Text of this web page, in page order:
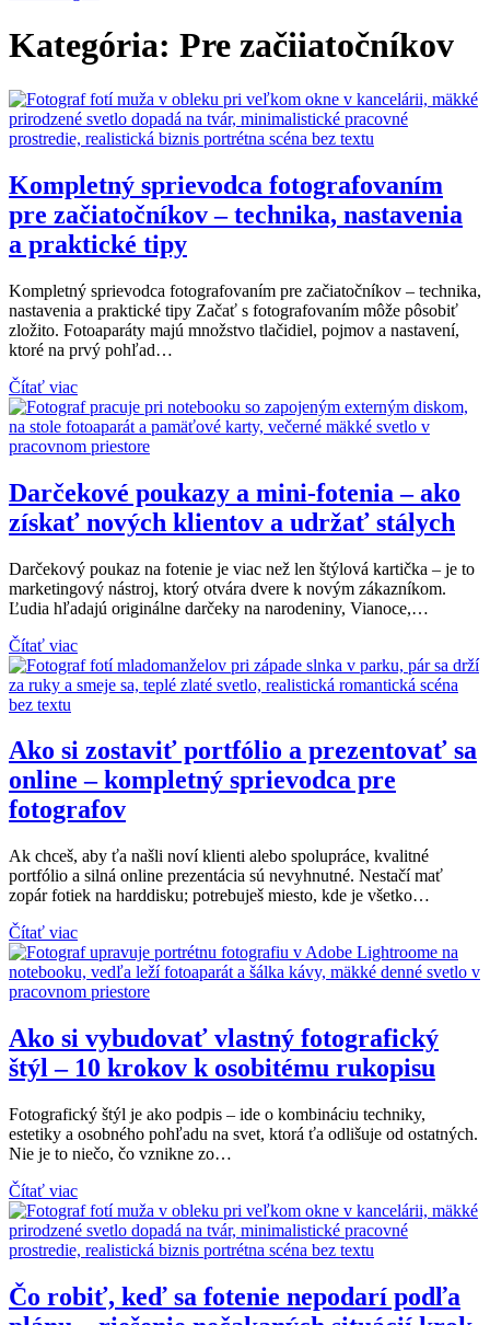
Kategória: Pre začiiatočníkov
Kompletný sprievodca fotografovaním
pre začiatočníkov – technika, nastavenia
a praktické tipy
Kompletný sprievodca fotografovaním pre začiatočníkov – technika,
nastavenia a praktické tipy Začať s fotografovaním môže pôsobiť
zložito. Fotoaparáty majú množstvo tlačidiel, pojmov a nastavení,
ktoré na prvý pohľad…
Čítať viac
Darčekové poukazy a mini-fotenia – ako
získať nových klientov a udržať stálych
Darčekový poukaz na fotenie je viac než len štýlová kartička – je to
marketingový nástroj, ktorý otvára dvere k novým zákazníkom.
Ľudia hľadajú originálne darčeky na narodeniny, Vianoce,…
Čítať viac
Ako si zostaviť portfólio a prezentovať sa
online – kompletný sprievodca pre
fotografov
Ak chceš, aby ťa našli noví klienti alebo spolupráce, kvalitné
portfólio a silná online prezentácia sú nevyhnutné. Nestačí mať
zopár fotiek na harddisku; potrebuješ miesto, kde je všetko…
Čítať viac
Ako si vybudovať vlastný fotografický
štýl – 10 krokov k osobitému rukopisu
Fotografický štýl je ako podpis – ide o kombináciu techniky,
estetiky a osobného pohľadu na svet, ktorá ťa odlišuje od ostatných.
Nie je to niečo, čo vznikne zo…
Čítať viac
Čo robiť, keď sa fotenie nepodarí podľa